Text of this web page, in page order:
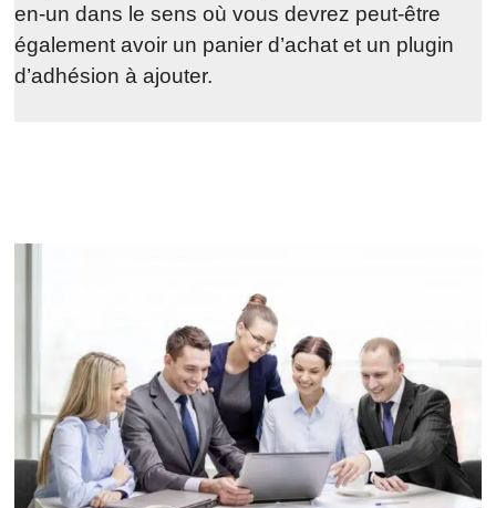
en-un dans le sens où vous devrez peut-être
également avoir un panier d’achat et un plugin
d’adhésion à ajouter.